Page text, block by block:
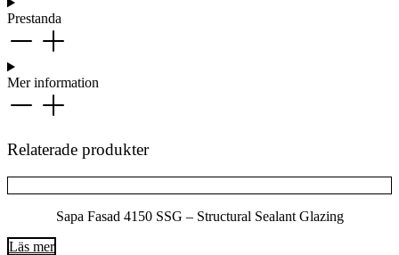
Prestanda
Mer information
Relaterade produkter
Sapa Fasad 4150 SSG – Structural Sealant Glazing
Läs mer